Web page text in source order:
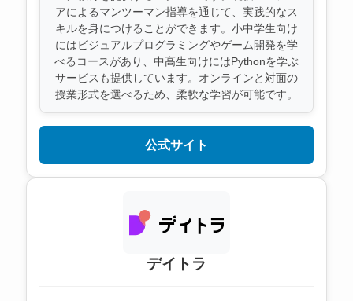
アによるマンツーマン指導を通じて、実践的なス
キルを身につけることができます。小中学生向け
にはビジュアルプログラミングやゲーム開発を学
べるコースがあり、中高生向けにはPythonを学ぶ
サービスも提供しています。オンラインと対面の
授業形式を選べるため、柔軟な学習が可能です。
公式サイト
デイトラ